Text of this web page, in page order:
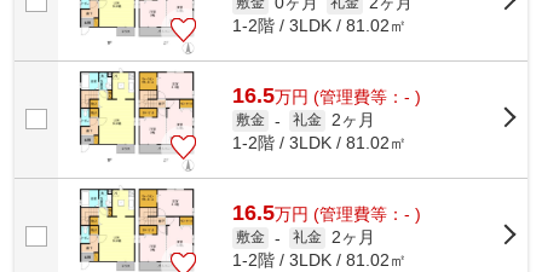
1-2階 / 3LDK / 81.02㎡
16.5万円 (管理費等：- )
敷金 - 礼金
2ヶ月
1-2階 / 3LDK / 81.02㎡
16.5万円 (管理費等：- )
敷金 - 礼金
2ヶ月
1-2階 / 3LDK / 81.02㎡